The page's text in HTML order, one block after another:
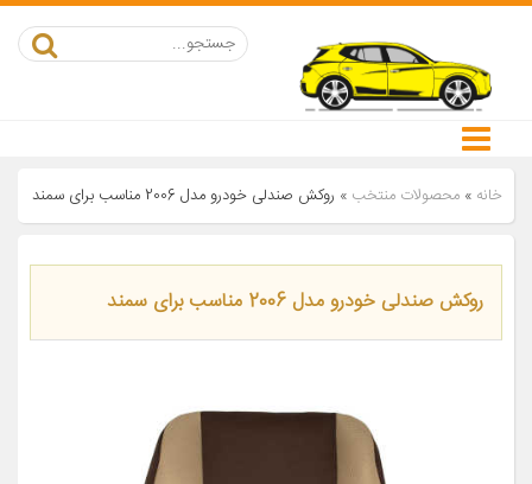
خانه » محصولات منتخب » روکش صندلی خودرو مدل 2006 مناسب برای سمند
روکش صندلی خودرو مدل 2006 مناسب برای سمند